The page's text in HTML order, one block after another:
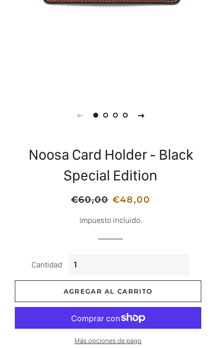
Noosa Card Holder - Black
Special Edition
Precio
€60,00 Precio
venta
€48,00
Impuesto incluido.
Cantidad
AGREGAR AL CARRITO
Más opciones de pago